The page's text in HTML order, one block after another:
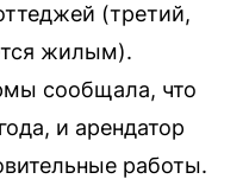
(третий,
жилым).
сообщала, что
и арендатор
работы.